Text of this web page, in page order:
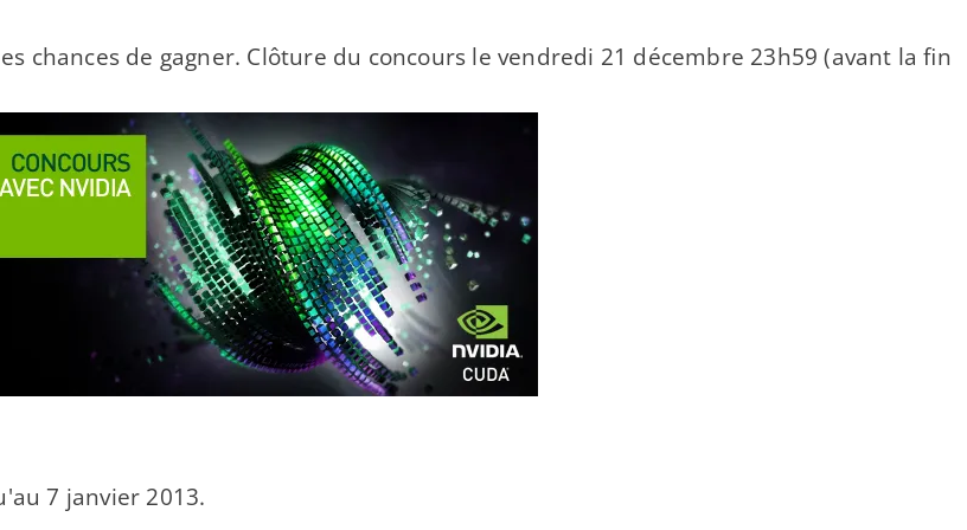
chances de gagner. Clôture du concours le vendredi 21 décembre 23h59 (avant la fin
7 janvier 2013.